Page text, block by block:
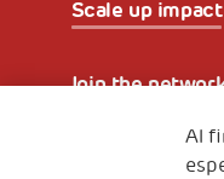
Scale up impact
Join the
Iscriviti alla
Al